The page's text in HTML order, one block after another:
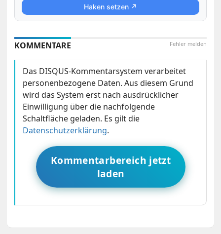
Haken setzen ↗
Fehler melden
KOMMENTARE
Das DISQUS-Kommentarsystem verarbeitet
personenbezogene Daten. Aus diesem Grund
wird das System erst nach ausdrücklicher
Einwilligung über die nachfolgende
Schaltfläche geladen. Es gilt die
Datenschutzerklärung.
Kommentarbereich jetzt
laden